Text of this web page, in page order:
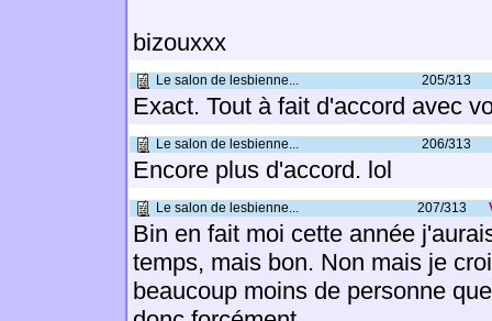
bizouxxx
Le salon de lesbienne... 205/313
Exact. Tout à fait d'accord avec
Le salon de lesbienne... 206/313
Encore plus d'accord. lol
Le salon de lesbienne... 207/313
Bin en fait moi cette année
temps, mais bon. Non mais je
beaucoup moins de personne